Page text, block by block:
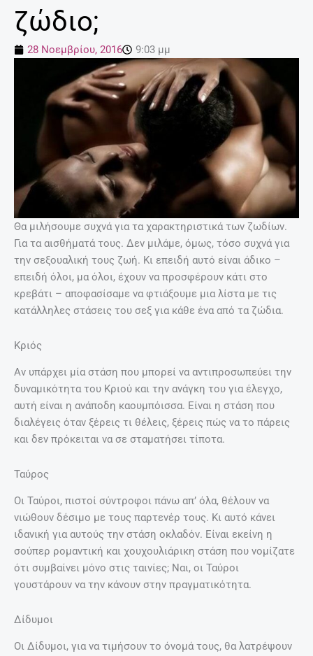
ζώδιο;
28 Νοεμβρίου, 2016 9:03 μμ
Θα μιλήσουμε συχνά για τα χαρακτηριστικά των ζωδίων.
Για τα αισθήματά τους. Δεν μιλάμε, όμως, τόσο συχνά για
την σεξουαλική τους ζωή. Κι επειδή αυτό είναι άδικο –
επειδή όλοι, μα όλοι, έχουν να προσφέρουν κάτι στο
κρεβάτι – αποφασίσαμε να φτιάξουμε μια λίστα με τις
κατάλληλες στάσεις του σεξ για κάθε ένα από τα ζώδια.
Κριός
Αν υπάρχει μία στάση που μπορεί να αντιπροσωπεύει την
δυναμικότητα του Κριού και την ανάγκη του για έλεγχο,
αυτή είναι η ανάποδη καουμπόισσα. Είναι η στάση που
διαλέγεις όταν ξέρεις τι θέλεις, ξέρεις πώς να το πάρεις
και δεν πρόκειται να σε σταματήσει τίποτα.
Ταύρος
Οι Ταύροι, πιστοί σύντροφοι πάνω απ’ όλα, θέλουν να
νιώθουν δέσιμο με τους παρτενέρ τους. Κι αυτό κάνει
ιδανική για αυτούς την στάση οκλαδόν. Είναι εκείνη η
σούπερ ρομαντική και χουχουλιάρικη στάση που νομίζατε
ότι συμβαίνει μόνο στις ταινίες; Ναι, οι Ταύροι
γουστάρουν να την κάνουν στην πραγματικότητα.
Δίδυμοι
Οι Δίδυμοι, για να τιμήσουν το όνομά τους, θα λατρέψουν